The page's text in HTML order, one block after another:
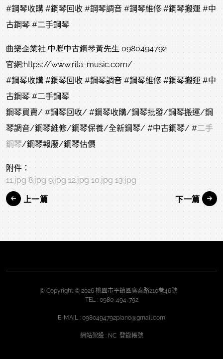
#鋼琴收購 #鋼琴回收 #鋼琴調音 #鋼琴維修 #鋼琴搬運 #中
古鋼琴 #二手鋼琴
曲樂企業社 中壢中古鋼琴黃先生 0980494792
官網:https://www.rita-music.com/
#鋼琴收購 #鋼琴回收 #鋼琴調音 #鋼琴維修 #鋼琴搬運 #中
古鋼琴 #二手鋼琴
鋼琴買賣/ #鋼琴回收/ #鋼琴收購/鋼琴批發/鋼琴搬運/鋼
琴調音/鋼琴維修/鋼琴保養/全新鋼琴/ #中古鋼琴/ #二手
鋼琴/鋼琴報廢/鋼琴估價
附件：
11.jpg 8.jpg 9.jpg 12.jpg 10.jpg 13.jpg
上一篇 下一篇
© Copyright © 2026 桃園市平鎮區廣泰路210巷46號
TEL : 0980-494-792
E-MAIL : 0980494792piano@gmail.com
網站架設: NC 登錄帳號